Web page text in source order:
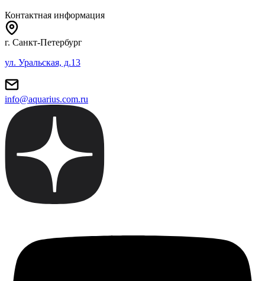
Контактная информация
г. Санкт-Петербург
ул. Уральская, д.13
info@aquarius.com.ru